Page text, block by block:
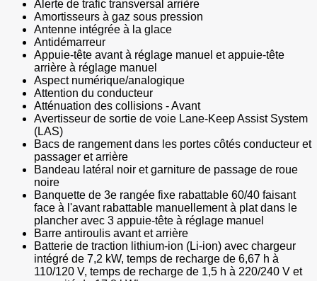
Alerte de trafic transversal arrière
Amortisseurs à gaz sous pression
Antenne intégrée à la glace
Antidémarreur
Appuie-tête avant à réglage manuel et appuie-tête
arrière à réglage manuel
Aspect numérique/analogique
Attention du conducteur
Atténuation des collisions - Avant
Avertisseur de sortie de voie Lane-Keep Assist System
(LAS)
Bacs de rangement dans les portes côtés conducteur et
passager et arrière
Bandeau latéral noir et garniture de passage de roue
noire
Banquette de 3e rangée fixe rabattable 60/40 faisant
face à l'avant rabattable manuellement à plat dans le
plancher avec 3 appuie-tête à réglage manuel
Barre antiroulis avant et arrière
Batterie de traction lithium-ion (Li-ion) avec chargeur
intégré de 7,2 kW, temps de recharge de 6,67 h à
110/120 V, temps de recharge de 1,5 h à 220/240 V et